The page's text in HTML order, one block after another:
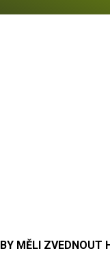
MĚLI ZVEDNOUT